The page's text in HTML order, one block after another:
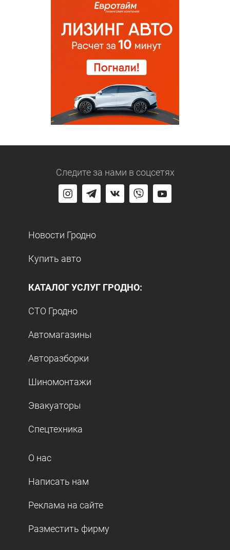
Следите за нами в соцсетях
Новости Гродно
Купить авто
КАТАЛОГ УСЛУГ ГРОДНО:
СТО Гродно
Автомагазины
Авторазборки
Шиномонтажи
Эвакуаторы
Спецтехника
О нас
Написать нам
Реклама на сайте
Разместить фирму